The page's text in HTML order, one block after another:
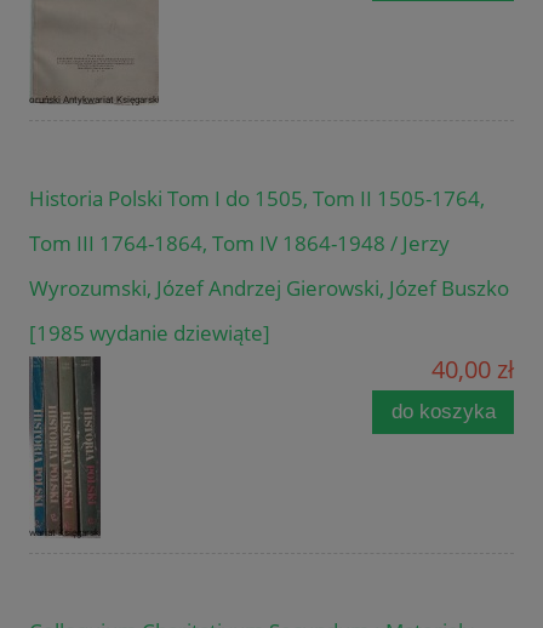
Historia Polski Tom I do 1505, Tom II 1505-1764,
Tom III 1764-1864, Tom IV 1864-1948 / Jerzy
Wyrozumski, Józef Andrzej Gierowski, Józef Buszko
[1985 wydanie dziewiąte]
40,00 zł
do koszyka